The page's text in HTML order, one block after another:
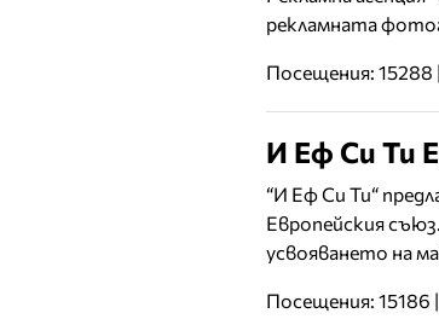
рекламната
Посещения:
И Еф Си Ти
“И Еф Си Ти“
Европейския
усвояването на
Посещения: